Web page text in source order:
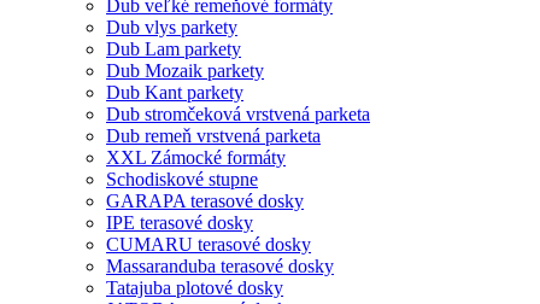
Dub veľké remeňové formáty
Dub vlys parkety
Dub Lam parkety
Dub Mozaik parkety
Dub Kant parkety
Dub stromčeková vrstvená parketa
Dub remeň vrstvená parketa
XXL Zámocké formáty
Schodiskové stupne
GARAPA terasové dosky
IPE terasové dosky
CUMARU terasové dosky
Massaranduba terasové dosky
Tatajuba plotové dosky